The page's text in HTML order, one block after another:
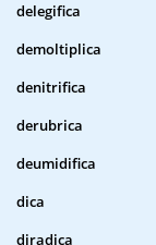
delegifica
demoltiplica
denitrifica
derubrica
deumidifica
dica
diradica